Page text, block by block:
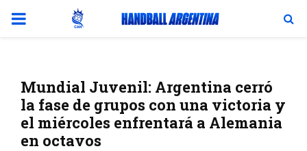
PRIMARY
Mundial Juvenil: Argentina cerró
la fase de grupos con una victoria y
el miércoles enfrentará a Alemania
en octavos